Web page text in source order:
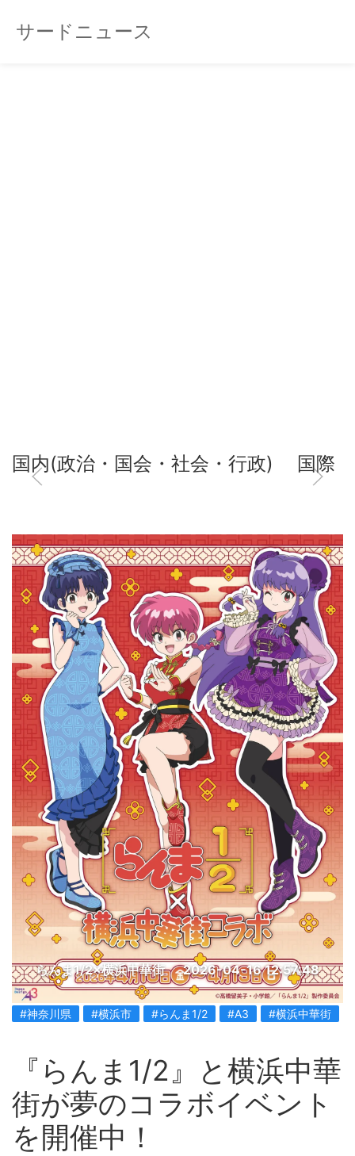
サードニュース
国内(政治・国会・社会・行政) 国際
らんま1/2×横浜中華街 2026-04-16 12:57:48
#神奈川県 #横浜市 #らんま1/2 #A3 #横浜中華街
『らんま1/2』と横浜中華
街が夢のコラボイベント
を開催中！